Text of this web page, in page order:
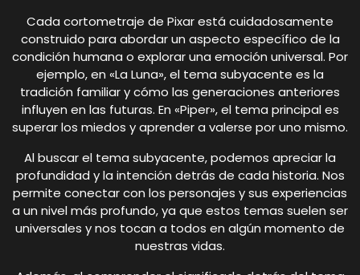
Cada cortometraje de Pixar está cuidadosamente
construido para abordar un aspecto específico de la
condición humana o explorar una emoción universal. Por
ejemplo, en «La Luna», el tema subyacente es la
tradición familiar y cómo las generaciones anteriores
influyen en las futuras. En «Piper», el tema principal es
superar los miedos y aprender a valerse por uno mismo.
Al buscar el tema subyacente, podemos apreciar la
profundidad y la intención detrás de cada historia. Nos
permite conectar con los personajes y sus experiencias
a un nivel más profundo, ya que estos temas suelen ser
universales y nos tocan a todos en algún momento de
nuestras vidas.